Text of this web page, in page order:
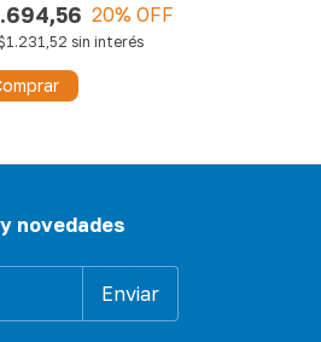
20% OFF
sin interés
novedades